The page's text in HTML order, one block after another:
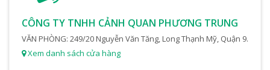
CÔNG TY TNHH CẢNH QUAN PHƯƠNG TRUNG
VĂN PHÒNG: 249/20 Nguyễn Văn Tăng, Long Thạnh Mỹ, Quận 9.
Xem danh sách cửa hàng